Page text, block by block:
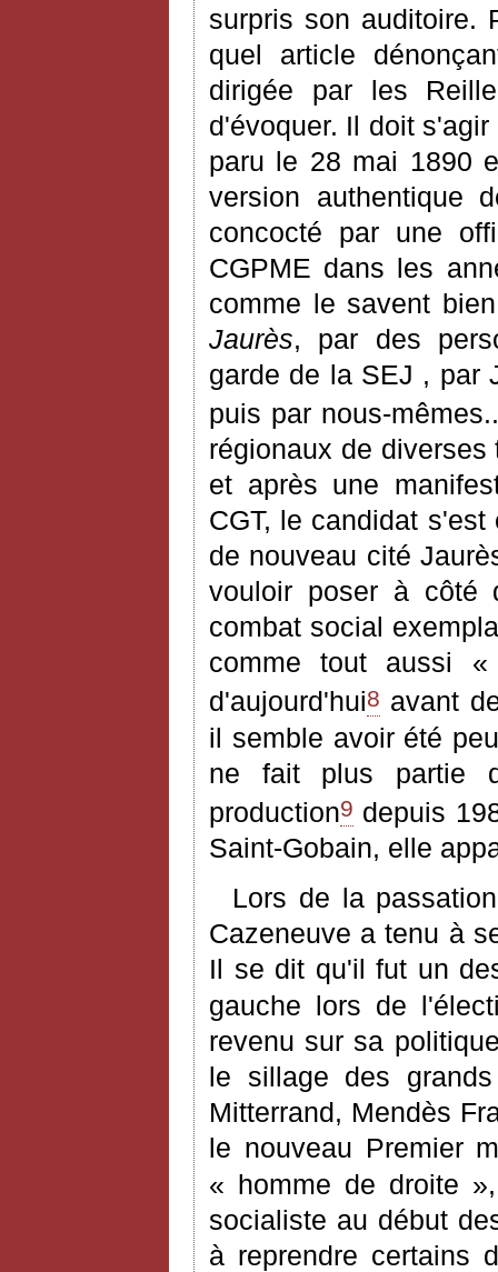
surpris son auditoire.
quel article
dirigée par les
d'évoquer. Il doit
paru le 28 mai 1890
version
concocté par une
CGPME dans les
comme le savent
Jaurès, par des
garde de la SEJ , par
puis par nous-
régionaux de
et après une
CGT, le candidat
de nouveau cité
vouloir poser à
combat social
comme tout aussi
d'aujourd'hui8 avant
il semble avoir été
ne fait plus partie
production9 depuis
Saint-Gobain, elle
Lors de la
Cazeneuve a tenu à
Il se dit qu'il fut un
gauche lors de
revenu sur sa
le sillage des
Mitterrand, Mendès
le nouveau Premier
« homme de droite
socialiste au début
à reprendre certains